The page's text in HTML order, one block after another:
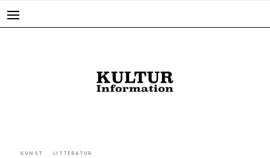
KUNST LITTERATUR